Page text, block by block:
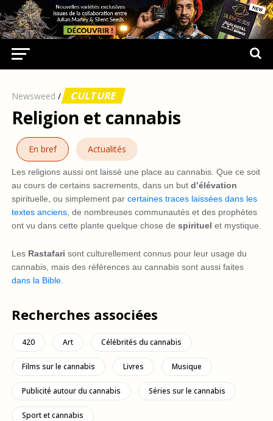
Newsweed / CULTURE
Religion et cannabis
En bref Actualités
Les religions aussi ont laissé une place au cannabis. Que ce soit
au cours de certains sacrements, dans un but d’élévation
spirituelle, ou simplement par certaines traces laissées dans les
textes anciens, de nombreuses communautés et des prophètes
ont vu dans cette plante quelque chose de spirituel et mystique.
Les Rastafari sont culturellement connus pour leur usage du
cannabis, mais des références au cannabis sont aussi faites
dans la Bible.
Recherches associées
420 Art Célébrités du cannabis
Films sur le cannabis Livres Musique
Publicité autour du cannabis Séries sur le cannabis
Sport et cannabis